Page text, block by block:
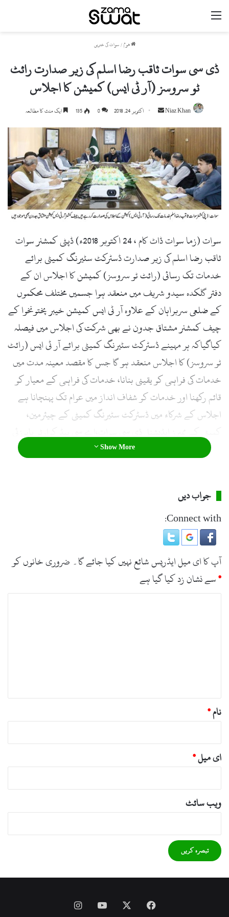
ھوم / سوات کی خبریں
ڈی سی سوات ثاقب رضا اسلم کی زیر صدارت رائٹ
ٹو سروسز (آر ٹی ایس) کمیشن کا اجلاس
Niaz Khan
d
a
n
e
m
a
اکتوبر 24, 2018 0
135 ایک منٹ کا مطالعہ
سوات (زما سوات ڈاٹ کام ، 24 اکتوبر 2018ء) ڈپٹی کمشنر سوات
ثاقب رضا اسلم کی زیر صدارت ڈسٹرکٹ سٹیرنگ کمیٹی برائے
خدمات تک رسائی (رائٹ ٹو سروسز) کمیشن کا اجلاس ان کے
دفتر گلکدہ سیدو شریف میں منعقد ہوا جسمیں مختلف محکموں
کے ضلعی سربراہان کے علاوہ آر ٹی ایس کمیشن خیبر پختونخوا کے
چیف کمشنر مشتاق جدون نے بھی شرکت کی اجلاس میں فیصلہ
کیاگیاکہ ہر مہینے ڈسٹرکٹ سٹیرنگ کمیٹی برائے آر ٹی ایس (رائٹ
ٹو سروسز) کا اجلاس منعقد ہو گا جس کا مقصد معینہ مدت میں
خدمات کی فراہمی کو یقینی بنانا، خدمات کی فراہمی کے معیار کو
قائم رکھنا اور خدمات کو شفاف انداز میں عوام تک پہنچانا ہے
اجلاس کے شرکاء میں ڈسٹرکٹ سٹیرنگ کمیٹی کے چیئرمین،
اور سیکرٹری/ ممبر ڈی ایم اوآر ٹی ایس سوات شامل تھے۔
Show More
جواب دیں
Connect with:
آپ کا ای میل ایڈریس شائع نہیں کیا جائے گا۔ ضروری خانوں کو
*سے نشان زد کیا گیا ہے
نام*
ای میل*
ویب‌ سائٹ
Facebook
YouTube